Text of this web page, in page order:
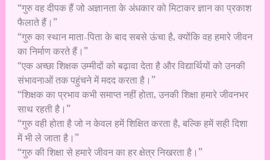
“गुरु वह दीपक हैं जो अज्ञानता के अंधकार को मिटाकर ज्ञान का प्रकाश
फैलाते हैं।”
“गुरु का स्थान माता-पिता के बाद सबसे ऊंचा है, क्योंकि वह हमारे जीवन
का निर्माण करते हैं।”
“एक अच्छा शिक्षक उम्मीदों को बढ़ावा देता है और विद्यार्थियों को उनकी
संभावनाओं तक पहुंचने में मदद करता है।”
“शिक्षक का प्रभाव कभी समाप्त नहीं होता, उनकी शिक्षा हमारे जीवनभर
साथ रहती है।”
“गुरु वही होता है जो न केवल हमें शिक्षित करता है, बल्कि हमें सही दिशा
में भी ले जाता है।”
“गुरु की शिक्षा से हमारे जीवन का हर क्षेत्र निखरता है।”